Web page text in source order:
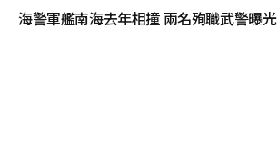
海警軍艦南海去年相撞 兩名殉職武警曝光